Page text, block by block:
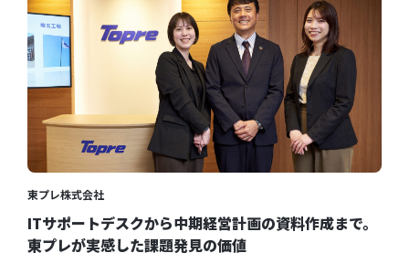
ITサポートデスクから中期経営計画の資料作成まで。
東プレが実感した課題発見の価値
東プレ株式会社